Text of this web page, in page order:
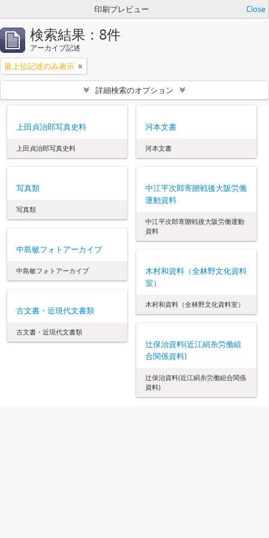
印刷プレビュー Close
検索結果：8件
アーカイブ記述
最上位記述のみ表示
詳細検索のオプション
上田貞治郎写真史料
上田貞治郎写真史料
河本文書
河本文書
写真類
写真類
中江平次郎寄贈戦後大阪労働
運動資料
中江平次郎寄贈戦後大阪労働運動
資料
中島敏フォトアーカイブ
中島敏フォトアーカイブ
木村和資料（全林野文化資料
室）
木村和資料（全林野文化資料室）
古文書・近現代文書類
古文書・近現代文書類
辻保治資料(近江絹糸労働組
合関係資料)
辻保治資料(近江絹糸労働組合関係
資料)